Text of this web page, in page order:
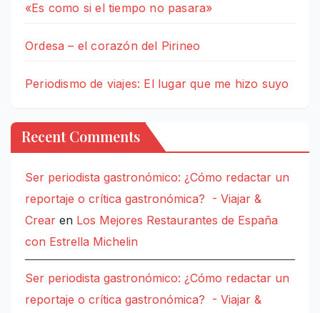
«Es como si el tiempo no pasara»
Ordesa – el corazón del Pirineo
Periodismo de viajes: El lugar que me hizo suyo
Recent Comments
Ser periodista gastronómico: ¿Cómo redactar un
reportaje o crítica gastronómica? - Viajar &
Crear en Los Mejores Restaurantes de España
con Estrella Michelin
Ser periodista gastronómico: ¿Cómo redactar un
reportaje o crítica gastronómica? - Viajar &